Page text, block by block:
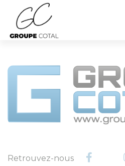
Retrouvez-nous
Panneau de gestion des cookies